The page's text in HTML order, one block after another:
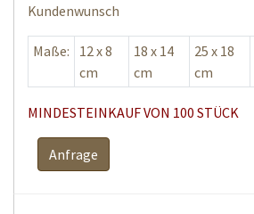
Kundenwunsch
Maße:
12 x 8
cm
18 x 14
cm
25 x 18
cm
MINDESTEINKAUF VON 100 STÜCK
Anfrage